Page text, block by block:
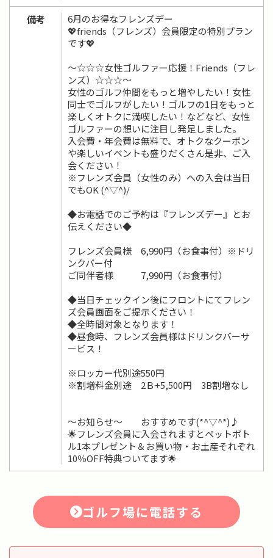
備考
6月のお得なフレンズデー
💖friends（フレンズ）会員限定の特別プラン
です💖
～☆☆☆女性ゴルファー応援！Friends（フレ
ンズ）☆☆☆～
女性のゴルフ仲間をもっと増やしたい！女性
同士でゴルフがしたい！ゴルフの1日をもっと
楽しくオトクに満喫したい！などなど、女性
ゴルファーの想いに注目し発足しました。
入会費・年会費は無料で、オトクなクーポン
や楽しいイベントも盛りだくさん是非、ご入
会ください！
※フレンズ会員（女性のみ）への入会は当日
でもOK (^▽^)/
◆お電話でのご予約は『フレンズデー』とお
伝えください◆
フレンズ会員様 6,990円（お食事付）※ドリ
ンクバー付
ご同伴者様 7,990円（お食事付）
◆当日チェックイン後にフロントにてフレン
ズ会員画面をご提示ください！
◆全時間対象となります！
◆昼食時、フレンズ会員様はドリンクバーサ
ービス！
※ロッカー代別途550円
※割増料金別途 2Ｂ+5,500円 3B割増なし
～お知らせ～ おすすめです(*^▽^*)♪
🌟フレンズ会員に入会されますとペットボト
ル1本プレゼント＆お買い物・お土産それぞれ
10％OFF特典ついてます🌟
ゴルフ場に電話する